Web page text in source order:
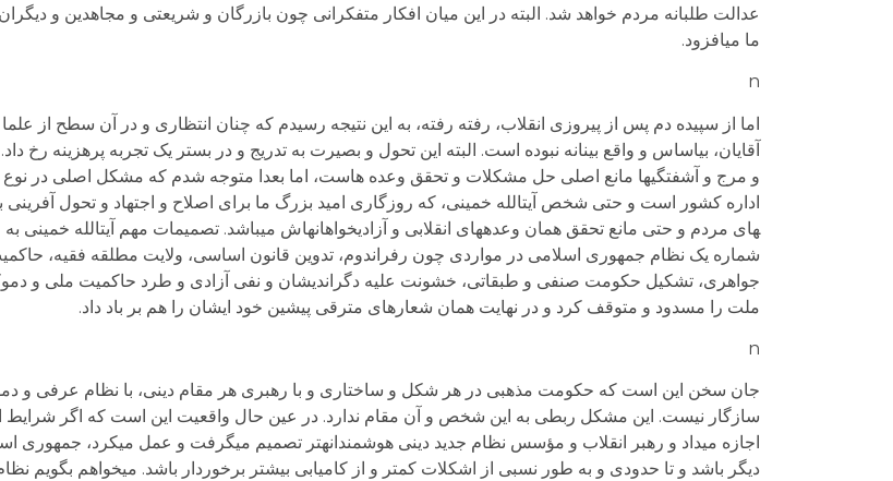
عدالت طلبانه مردم خواهد شد. البته در این میان افکار متفکرانی چون بازرگان و شریعتی و مجاهدین و
ما می­افزود.
n
اما از سپیده دم پس از پیروزی انقلاب، رفته رفته، به این نتیجه رسیدم که چنان انتظاری و در آن سطح از
آقایان، بی­اساس و واقع بینانه نبوده است. البته این تحول و بصیرت به تدریج و در بستر یک تجربه پرهزینه
و مرج و آشفتگی­ها مانع اصلی حل مشکلات و تحقق وعده هاست، اما بعدا متوجه شدم که مشکل اصلی در نوع
های مردم و حتی مانع تحقق همان وعده­های انقلابی و آزادیخواهانه­اش می­باشد. تصمیمات مهم آیت­الله خمینی به
شماره یک نظام جمهوری اسلامی در مواردی چون رفراندوم، تدوین قانون اساسی، ولایت مطلقه فقیه،
جواهری، تشکیل حکومت صنفی و طبقاتی، خشونت علیه دگراندیشان و نفی آزادی و طرد حاکمیت ملی و
ملت را مسدود و متوقف کرد و در نهایت همان شعارهای مترقی پیشین خود ایشان را هم بر باد داد.
n
جان سخن این است که حکومت مذهبی در هر شکل و ساختاری و با رهبری هر مقام دینی، با نظام عرفی و
سازگار نیست. این مشکل ربطی به این شخص و آن مقام ندارد. در عین حال واقعیت این است که اگر شرایط
اجازه می­داد و رهبر انقلاب و مؤسس نظام جدید دینی هوشمندانه­تر تصمیم می­گرفت و عمل می­کرد، جمهوری
دیگر باشد و تا حدودی و به طور نسبی از اشکلات کمتر و از کامیابی بیشتر برخوردار باشد. می­خواهم بگویم نظام